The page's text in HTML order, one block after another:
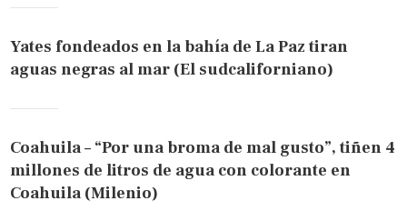
Yates fondeados en la bahía de La Paz tiran
aguas negras al mar (El sudcaliforniano)
Coahuila – “Por una broma de mal gusto”, tiñen 4
millones de litros de agua con colorante en
Coahuila (Milenio)